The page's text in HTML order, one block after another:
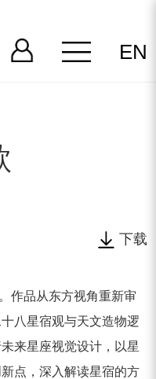
EN
下载
品从东方视角重新审
八星宿观与天文造物逻
来星座视觉设计，以星
点，深入解读星宿的方